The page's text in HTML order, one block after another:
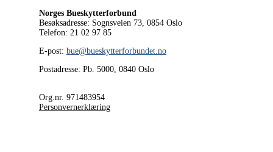
Norges Bueskytterforbund
Besøksadresse: Sognsveien 73, 0854 Oslo
Telefon: 21 02 97 85
E-post: bue@bueskytterforbundet.no
Postadresse: Pb. 5000, 0840 Oslo
Org.nr. 971483954
Personvernerklæring